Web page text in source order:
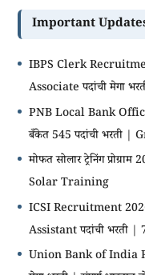
Important
IBPS Clerk
Associate पदांची मेगा
PNB Local Bank
बँकेत 545 पदांची भरती |
मोफत सोलार ट्रेनिंग
Solar Training
ICSI Recruitment
Assistant पदांची भरती |
Union Bank of India